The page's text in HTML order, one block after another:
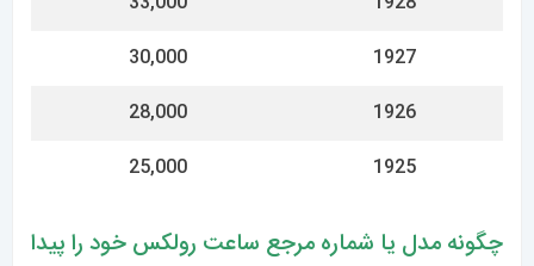
این حکاکی باید دستبند یا بند را بردارید.